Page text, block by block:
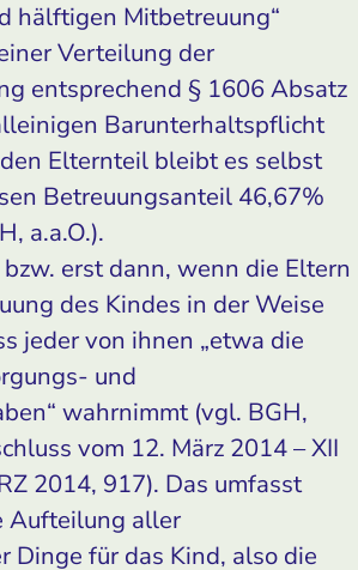
hälftigen Mitbetreuung“
Verteilung der
entsprechend § 1606 Absatz
Barunterhaltspflicht
Elternteil bleibt es selbst
Betreuungsanteil 46,67%
a.a.O.).
erst dann, wenn die Eltern
des Kindes in der Weise
jeder von ihnen „etwa die
und
wahrnimmt (vgl. BGH,
vom 12. März 2014 – XII
2014, 917). Das umfasst
Aufteilung aller
Dinge für das Kind, also die